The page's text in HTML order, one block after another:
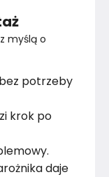
myślą o
potrzeby
krok po
daje